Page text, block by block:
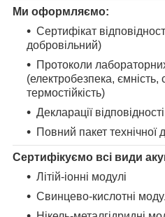
Ми оформляємо:
Сертифікат
добровільний)
Протоколи
(електробезпека, ємність,
термостійкість)
Декларації відповідності
Повний пакет технічної
Сертифікуємо всі види
Літій-іонні модулі
Свинцево-кислотні